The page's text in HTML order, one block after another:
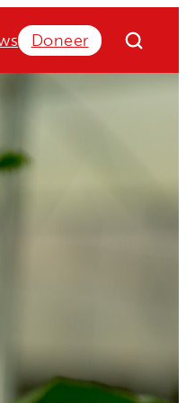
Doneer